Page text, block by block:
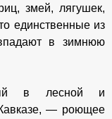
змей, лягушек,
единственные из
в зимнюю
в лесной и
— роющее